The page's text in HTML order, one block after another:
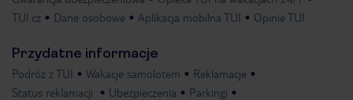
TUI.cz
Dane osobowe Aplikacja mobilna TUI Opinie TUI
Przydatne informacje
Podróż z TUI Wakacje samolotem
Reklamacje
Status reklamacji
Ubezpieczenia
Parkingi